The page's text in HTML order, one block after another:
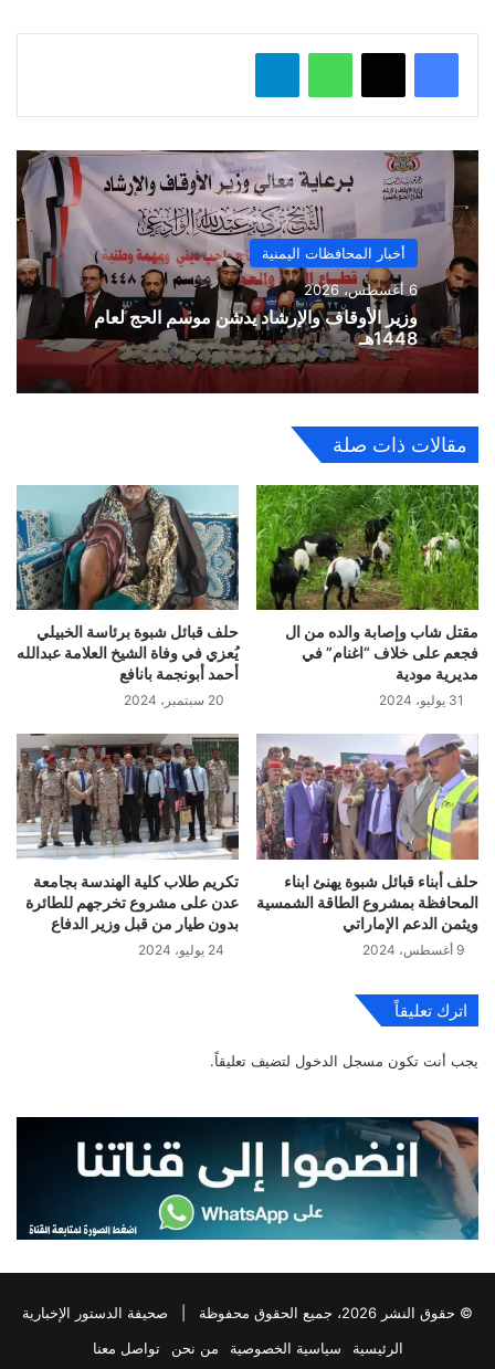
واتساب
أخبار المحافظات اليمنية
6 أغسطس، 2026
وزير الأوقاف والإرشاد يدشن موسم الحج لعام
1448هـ
مقالات ذات صلة
مقتل شاب وإصابة والده من ال
فجعم على خلاف “اغنام” في
مديرية مودية
31 يوليو، 2024
حلف قبائل شبوة برئاسة الخبيلي
يُعزي في وفاة الشيخ العلامة عبدالله
أحمد أبونجمة بانافع
20 سبتمبر، 2024
حلف أبناء قبائل شبوة يهنئ ابناء
المحافظة بمشروع الطاقة الشمسية
ويثمن الدعم الإماراتي
9 أغسطس، 2024
تكريم طلاب كلية الهندسة بجامعة
عدن على مشروع تخرجهم للطائرة
بدون طيار من قبل وزير الدفاع
24 يوليو، 2024
اترك تعليقاً
يجب أنت تكون مسجل الدخول لتضيف تعليقاً.
© حقوق النشر 2026، جميع الحقوق محفوظة |
صحيفة الدستور الإخبارية
الرئيسية
سياسية الخصوصية من نحن تواصل معنا